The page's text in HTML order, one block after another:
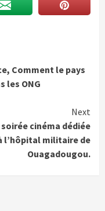
Comment le pays
les ONG
Next
soirée cinéma dédiée
l’hôpital militaire de
Ouagadougou.